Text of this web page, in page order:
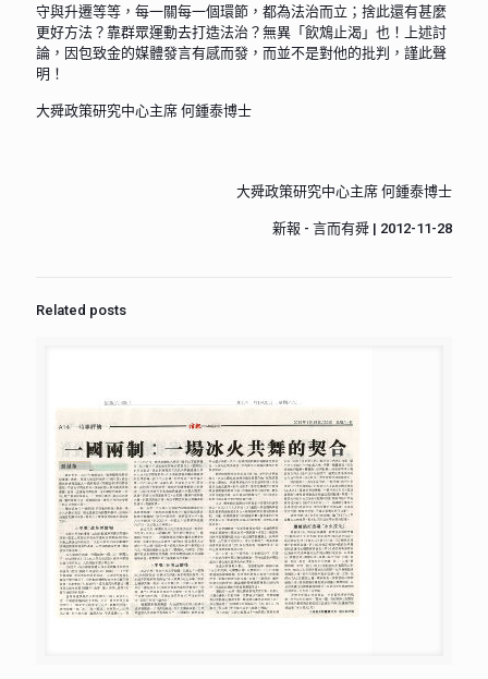
守與升遷等等，每一關每一個環節，都為法治而立；捨此還有甚麼
更好方法？靠群眾運動去打造法治？無異「飲鴆止渴」也！上述討
論，因包致金的媒體發言有感而發，而並不是對他的批判，謹此聲
明！
大舜政策研究中心主席 何鍾泰博士
大舜政策研究中心主席 何鍾泰博士
新報 - 言而有舜 | 2012-11-28
Related posts